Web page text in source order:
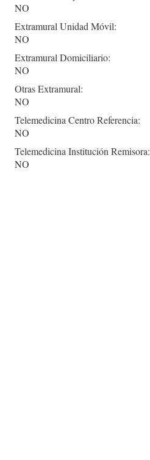
NO
Extramural Unidad Móvil:
NO
Extramural Domiciliario:
NO
Otras Extramural:
NO
Telemedicina Centro Referencia:
NO
Telemedicina Institución Remisora:
NO